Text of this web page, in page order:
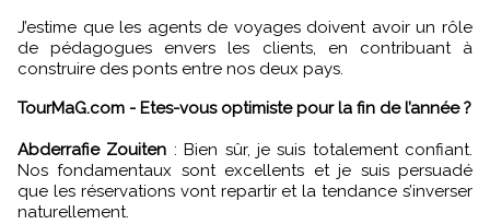
J’estime que les agents de voyages doivent avoir un rôle
de pédagogues envers les clients, en contribuant à
construire des ponts entre nos deux pays.
TourMaG.com - Etes-vous optimiste pour la fin de l’année ?
Abderrafie Zouiten : Bien sûr, je suis totalement confiant.
Nos fondamentaux sont excellents et je suis persuadé
que les réservations vont repartir et la tendance s’inverser
naturellement.